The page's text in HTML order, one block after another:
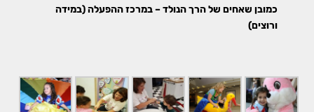
כמובן שאחים של הרך הנולד – במרכז ההפעלה (במידה
ורוצים)